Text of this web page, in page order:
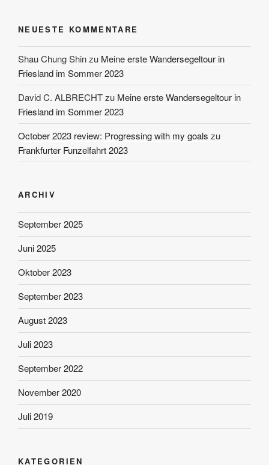
NEUESTE KOMMENTARE
Shau Chung Shinzu Meine erste Wandersegeltour in
Friesland im Sommer 2023
David C. ALBRECHTzu Meine erste Wandersegeltour in
Friesland im Sommer 2023
October 2023 review: Progressing with my goals zu
Frankfurter Funzelfahrt 2023
ARCHIV
September 2025
Juni 2025
Oktober 2023
September 2023
August 2023
Juli 2023
September 2022
November 2020
Juli 2019
KATEGORIEN